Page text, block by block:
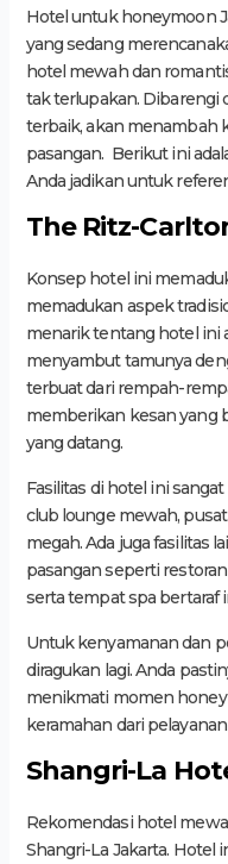
Hotel untuk honeymoon
yang sedang
hotel mewah dan
tak terlupakan. Dibarengi
terbaik, akan menambah
pasangan. Berikut ini
Anda jadikan untuk
The Ritz-
Konsep hotel ini
memadukan aspek
menarik tentang hotel ini
menyambut tamunya
terbuat dari rempah-
memberikan kesan yang
yang datang.
Fasilitas di hotel ini
club lounge mewah,
megah. Ada juga fasilitas
pasangan seperti
serta tempat spa bertaraf
Untuk kenyamanan dan
diragukan lagi. Anda
menikmati momen
keramahan dari
Shangri-La
Rekomendasi hotel
Shangri-La Jakarta. Hotel